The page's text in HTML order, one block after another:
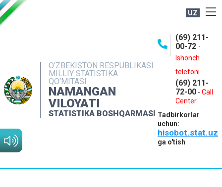
UZ
O‘ZBEKISTON RESPUBLIKASI
MILLIY STATISTIKA
QO‘MITASI
NAMANGAN
VILOYATI
STATISTIKA BOSHQARMASI
(69) 211-
00-72 -
Ishonch
telefoni
(69) 211-
72-00 - Call
Center
Tadbirkorlar
uchun:
hisobot.stat.uz
ga o'tish
NASHRLAR
INTERAKTIV XIZMATLAR
MATBUOT XIZMATI
MUROJAATLAR